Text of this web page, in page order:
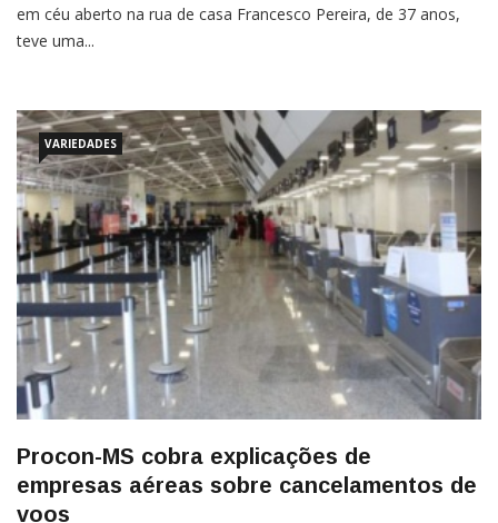
em céu aberto na rua de casa Francesco Pereira, de 37 anos,
teve uma...
VARIEDADES
Procon-MS cobra explicações de
empresas aéreas sobre cancelamentos de
voos